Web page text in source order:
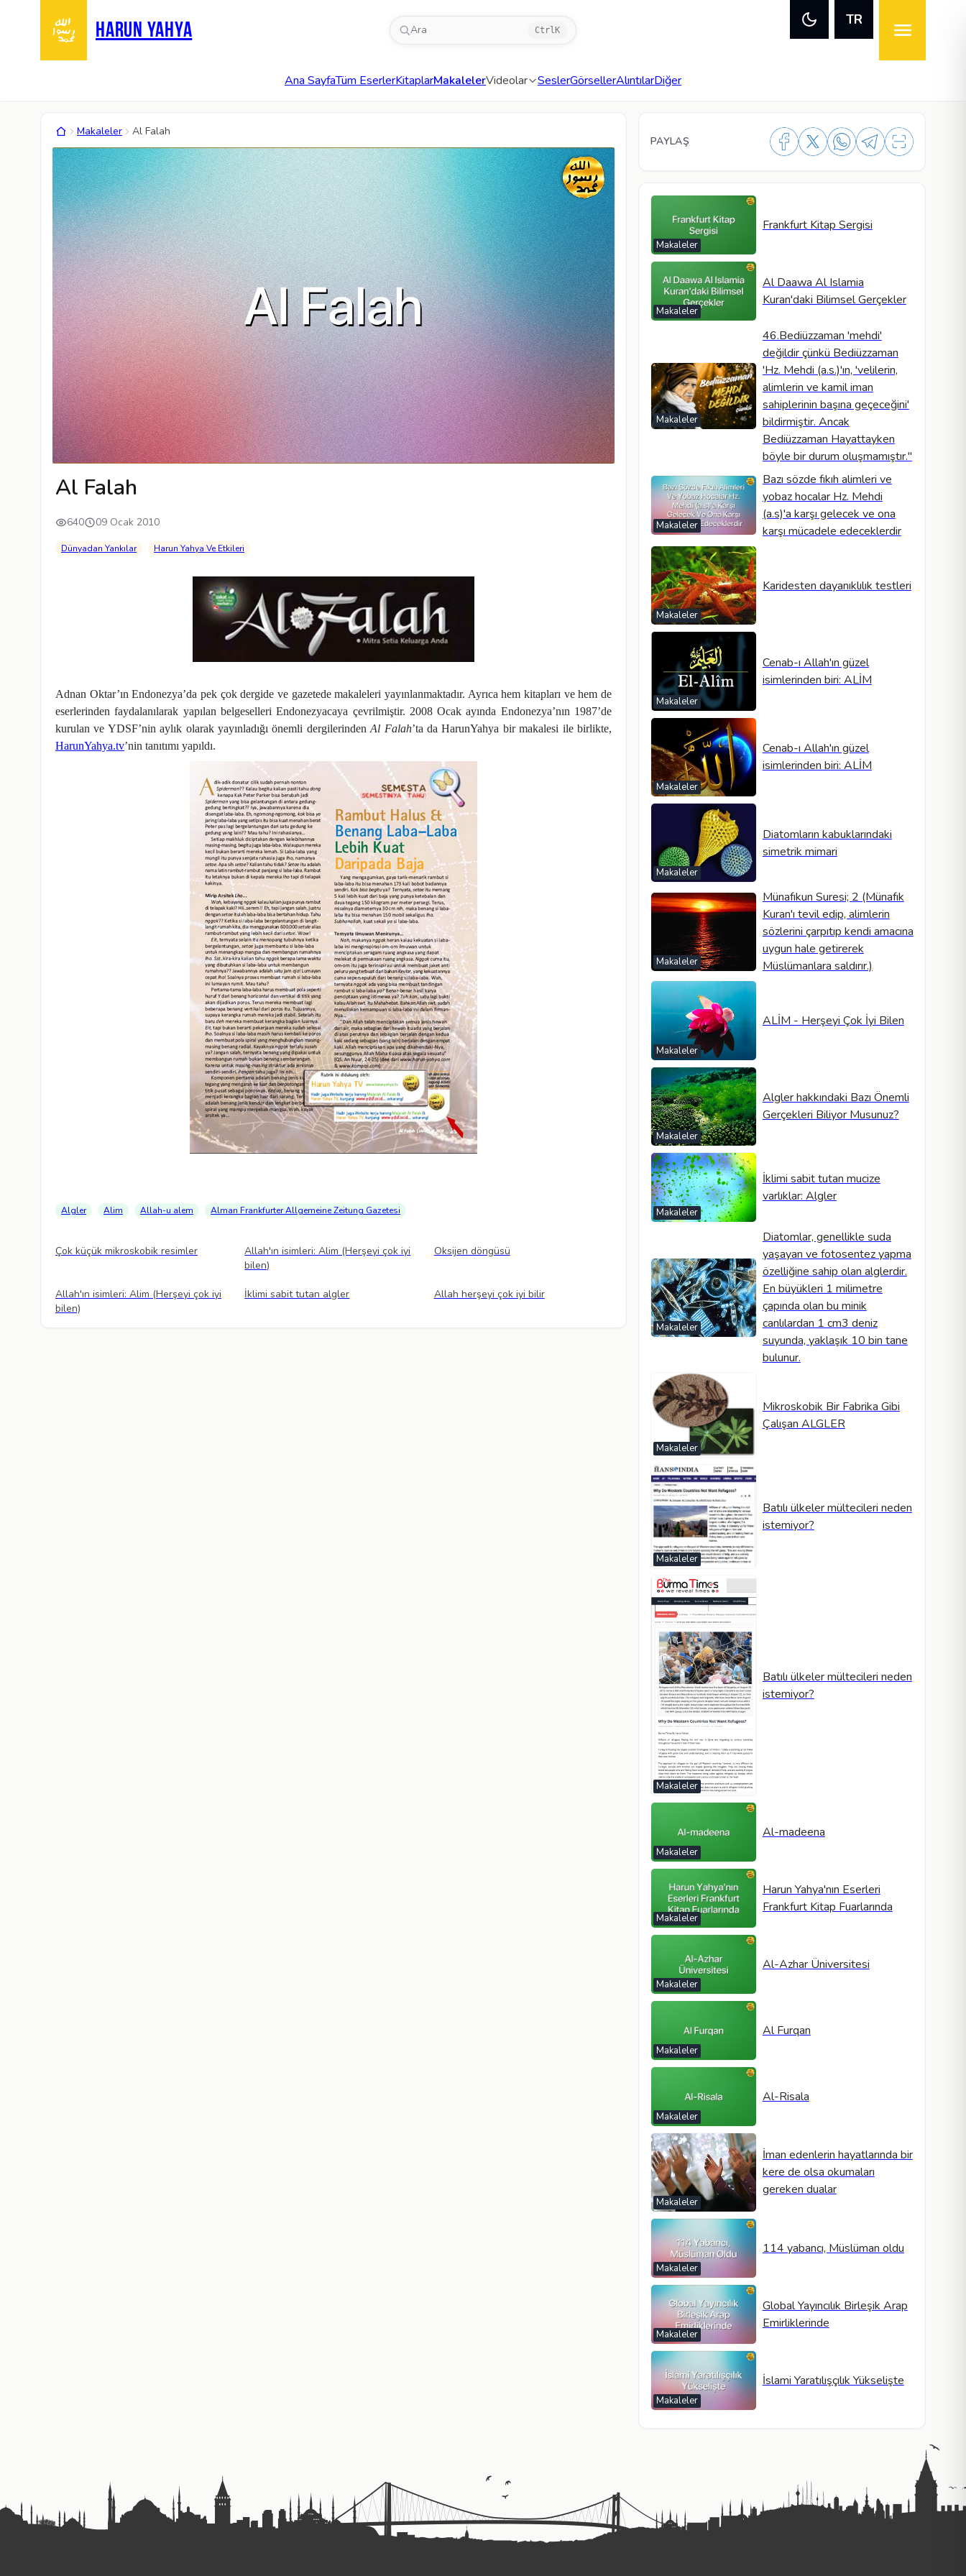
HARUN YAHYA Ara Ctrl K
TR
Ana SayfaTüm EserlerKitaplarMakalelerVideolar SeslerGörsellerAlıntılarDiğer
Makaleler Al Falah
Al Falah
640 09 Ocak 2010
Dünyadan Yankılar Harun Yahya Ve Etkileri
Adnan Oktar’ın Endonezya’da pek çok dergide ve gazetede makaleleri yayınlanmaktadır. Ayrıca hem kitapları ve hem de
eserlerinden faydalanılarak yapılan belgeselleri Endonezyacaya çevrilmiştir. 2008 Ocak ayında Endonezya’nın 1987’de
kurulan ve YDSF’nin aylık olarak yayınladığı önemli dergilerindenAl Falah’ta da HarunYahya bir makalesi ile birlikte,
HarunYahya.tv’nin tanıtımı yapıldı.
Algler Alim Allah-u alem Alman Frankfurter Allgemeine Zeitung Gazetesi
Çok küçük mikroskobik resimler
Allah'ın isimleri: Alim (Herşeyi çok iyi
bilen)
Oksijen döngüsü
Allah'ın isimleri: Alim (Herşeyi çok iyi
bilen)
İklimi sabit tutan algler Allah herşeyi çok iyi bilir
PAYLAŞ
Makaleler
Frankfurt Kitap Sergisi
Makaleler
Al Daawa Al Islamia
Kuran'daki Bilimsel Gerçekler
Makaleler
46.Bediüzzaman 'mehdi'
değildir çünkü Bediüzzaman
'Hz. Mehdi (a.s.)'ın, 'velilerin,
alimlerin ve kamil iman
sahiplerinin başına geçeceğini'
bildirmiştir. Ancak
Bediüzzaman Hayattayken
böyle bir durum oluşmamıştır.''
Makaleler
Bazı sözde fıkıh alimleri ve
yobaz hocalar Hz. Mehdi
(a.s)'a karşı gelecek ve ona
karşı mücadele edeceklerdir
Makaleler
Karidesten dayanıklılık testleri
Makaleler
Cenab-ı Allah'ın güzel
isimlerinden biri: ALİM
Makaleler
Cenab-ı Allah'ın güzel
isimlerinden biri: ALİM
Makaleler
Diatomların kabuklarındaki
simetrik mimari
Makaleler
Münafıkun Suresi; 2 (Münafık
Kuran'ı tevil edip, alimlerin
sözlerini çarpıtıp kendi amacına
uygun hale getirerek
Müslümanlara saldırır.)
Makaleler
ALİM - Herşeyi Çok İyi Bilen
Makaleler
Algler hakkındaki Bazı Önemli
Gerçekleri Biliyor Musunuz?
Makaleler
İklimi sabit tutan mucize
varlıklar: Algler
Makaleler
Diatomlar, genellikle suda
yaşayan ve fotosentez yapma
özelliğine sahip olan alglerdir.
En büyükleri 1 milimetre
çapında olan bu minik
canlılardan 1 cm3 deniz
suyunda, yaklaşık 10 bin tane
bulunur.
Makaleler
Mikroskobik Bir Fabrika Gibi
Çalışan ALGLER
Makaleler
Batılı ülkeler mültecileri neden
istemiyor?
Makaleler
Batılı ülkeler mültecileri neden
istemiyor?
Makaleler
Al-madeena
Makaleler
Harun Yahya'nın Eserleri
Frankfurt Kitap Fuarlarında
Makaleler
Al-Azhar Üniversitesi
Makaleler
Al Furqan
Makaleler
Al-Risala
Makaleler
İman edenlerin hayatlarında bir
kere de olsa okumaları
gereken dualar
Makaleler
114 yabancı, Müslüman oldu
Makaleler
Global Yayıncılık Birleşik Arap
Emirliklerinde
Makaleler
İslami Yaratılışçılık Yükselişte